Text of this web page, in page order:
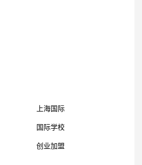
上海国际
国际学校
创业加盟